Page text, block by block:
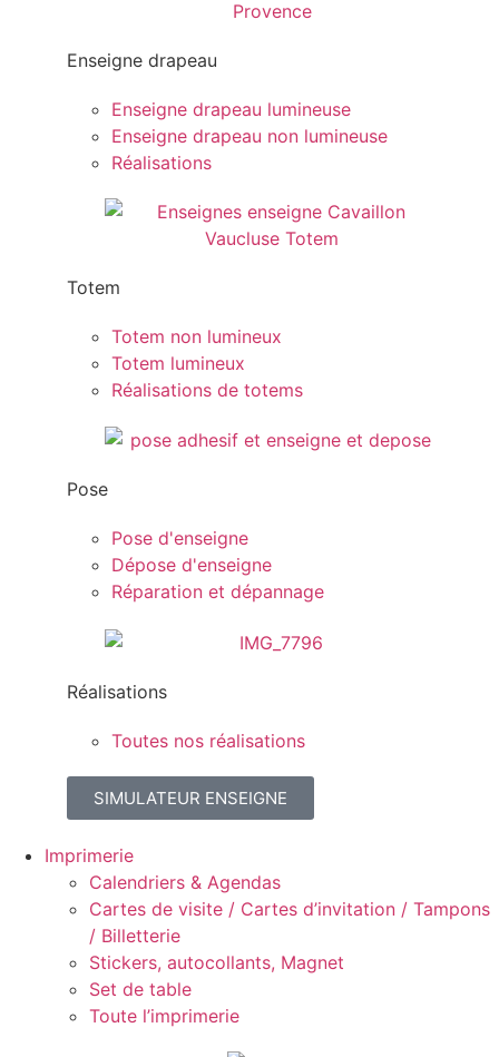
Enseigne drapeau
Enseigne drapeau lumineuse
Enseigne drapeau non lumineuse
Réalisations
Totem
Totem non lumineux
Totem lumineux
Réalisations de totems
Pose
Pose d'enseigne
Dépose d'enseigne
Réparation et dépannage
Réalisations
Toutes nos réalisations
SIMULATEUR ENSEIGNE
Imprimerie
Calendriers & Agendas
Cartes de visite / Cartes d’invitation / Tampons
/ Billetterie
Stickers, autocollants, Magnet
Set de table
Toute l’imprimerie